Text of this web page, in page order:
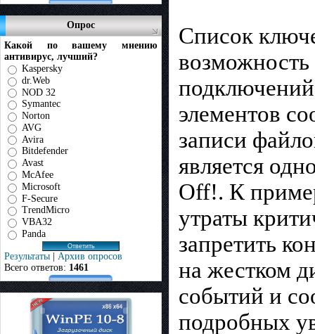
Опрос
Какой по вашему мнению
антивирус, лучший?
Kaspersky
dr.Web
NOD 32
Symantec
Norton
AVG
Avira
Bitdefender
Avast
McAfee
Microsoft
F-Secure
TrendMicro
VBA32
Panda
Результаты | Архив опросов
Всего ответов: 1461
Список
элементов
записи
является
Off!. К
утраты
запретить
на жестком
событий и
подробных